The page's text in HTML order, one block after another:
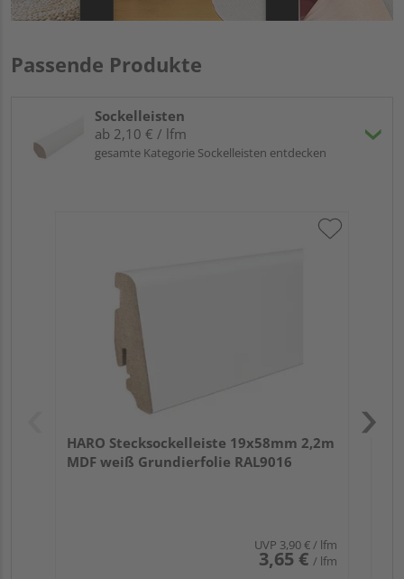
Passende Produkte
Sockelleisten
ab 2,10 € / lfm
gesamte Kategorie Sockelleisten entdecken
HARO Stecksockelleiste 19x58mm 2,2m
MDF weiß Grundierfolie RAL9016
UVP 3,90 €/ lfm
3,65 € / lfm